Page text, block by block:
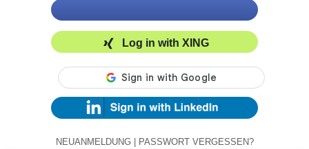
Log in with XING
NEUANMELDUNG | PASSWORT VERGESSEN?